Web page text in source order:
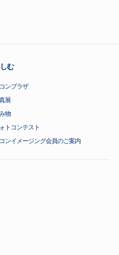
む
ンプラザ
展
物
トコンテスト
ンイメージング会員のご案内